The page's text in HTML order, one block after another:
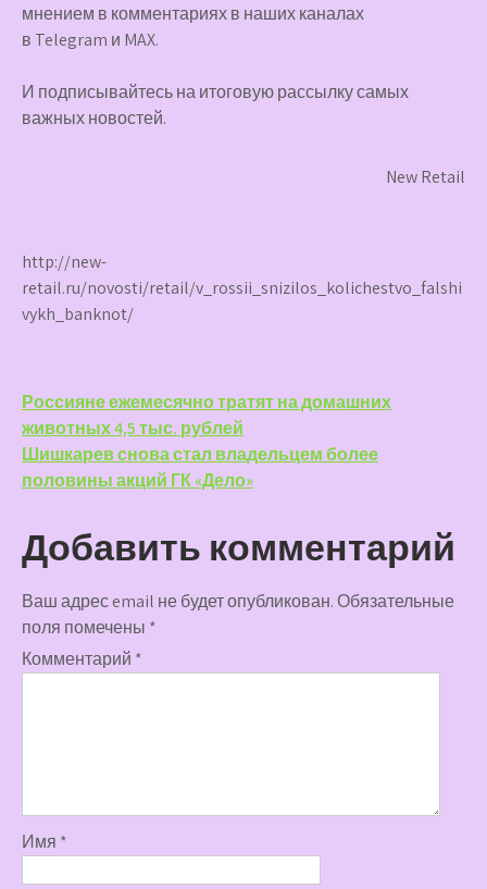
мнением в комментариях в наших каналах
в Telegram и MAX.
И подписывайтесьна итоговую рассылку самых
важных новостей.
New Retail
http://new-
retail.ru/novosti/retail/v_rossii_snizilos_kolichestvo_falshi
vykh_banknot/
Навигация
по
записям
Россияне ежемесячно тратят на домашних
животных 4,5 тыс. рублей
Шишкарев снова стал владельцем более
половины акций ГК «Дело»
Добавить комментарий
Ваш адрес email не будет опубликован.Обязательные
поля помечены *
Комментарий *
Имя *